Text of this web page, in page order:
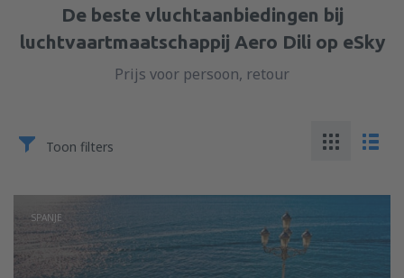
De beste vluchtaanbiedingen bij
luchtvaartmaatschappij Aero Dili op eSky
Prijs voor persoon, retour
Toon filters
SPANJE